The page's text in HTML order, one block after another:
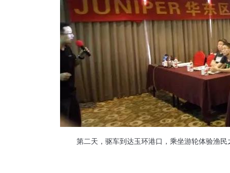
第二天，驱车到达玉环港口，乘坐游轮体验渔民